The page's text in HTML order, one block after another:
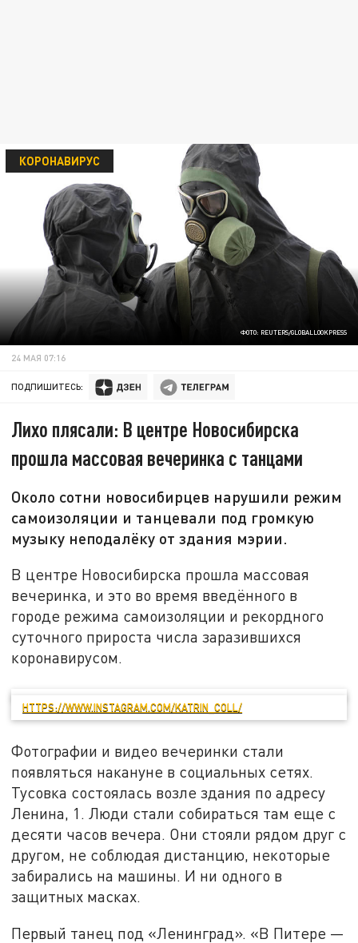
ФОТО: REUTERS/GLOBALLOOKPRESS
КОРОНАВИРУС
24 МАЯ 07:16
ПОДПИШИТЕСЬ:
Лихо плясали: В центре Новосибирска
прошла массовая вечеринка с танцами
Около сотни новосибирцев нарушили режим
самоизоляции и танцевали под громкую
музыку неподалёку от здания мэрии.
В центре Новосибирска прошла массовая
вечеринка, и это во время введённого в
городе режима самоизоляции и рекордного
суточного прироста числа заразившихся
коронавирусом.
HTTPS://WWW.INSTAGRAM.COM/KATRIN_COLL/
Фотографии и видео вечеринки стали
появляться накануне в социальных сетях.
Тусовка состоялась возле здания по адресу
Ленина, 1. Люди стали собираться там еще с
десяти часов вечера. Они стояли рядом друг с
другом, не соблюдая дистанцию, некоторые
забирались на машины. И ни одного в
защитных масках.
Первый танец под «Ленинград». «В Питере —